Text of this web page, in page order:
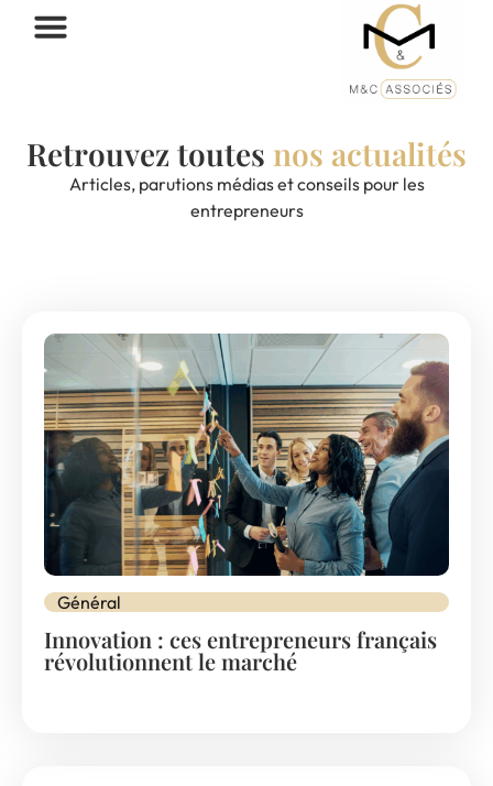
Retrouvez toutes nos actualités
Articles, parutions médias et conseils pour les
entrepreneurs
Général
Innovation : ces entrepreneurs français
révolutionnent le marché